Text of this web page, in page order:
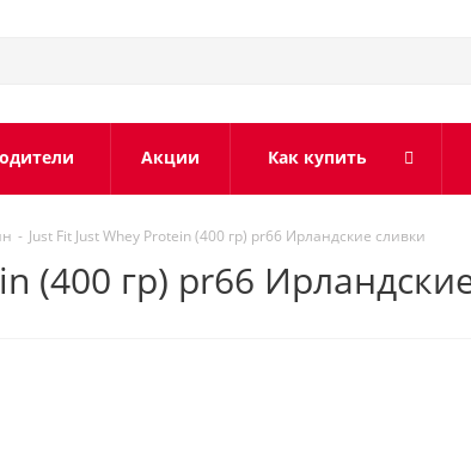
Акции Как купить
- Just Fit Just Whey Protein (400 гр) pr66 Ирландские сливки
(400 гр) pr66